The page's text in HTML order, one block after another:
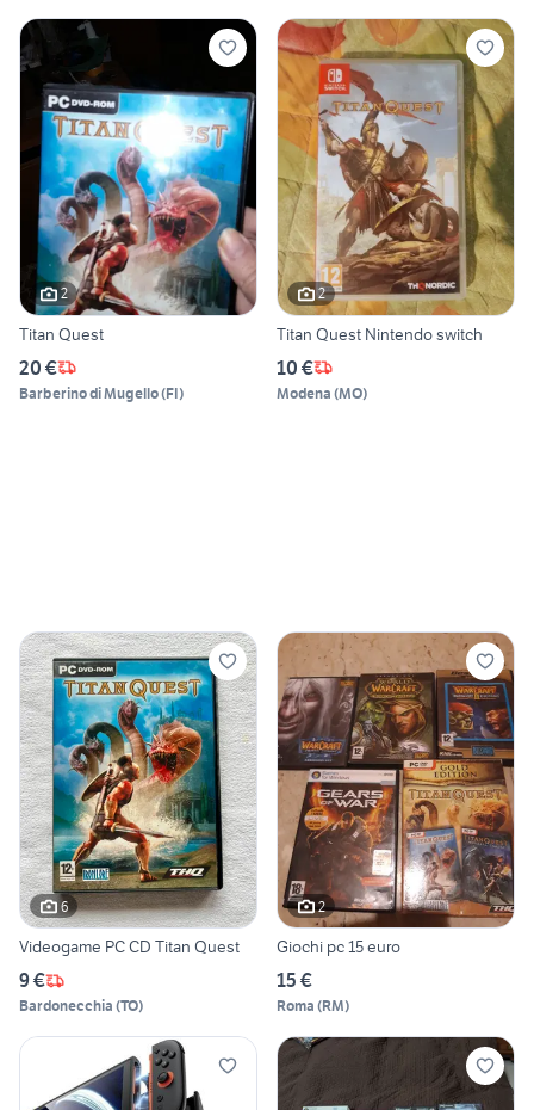
2
Titan Quest
20 €
Barberino di Mugello(FI)
2
Titan Quest Nintendo switch
10 €
Modena (MO)
6
Videogame PC CD Titan Quest
9 €
Bardonecchia (TO)
2
Giochi pc 15 euro
15 €
Roma (RM)